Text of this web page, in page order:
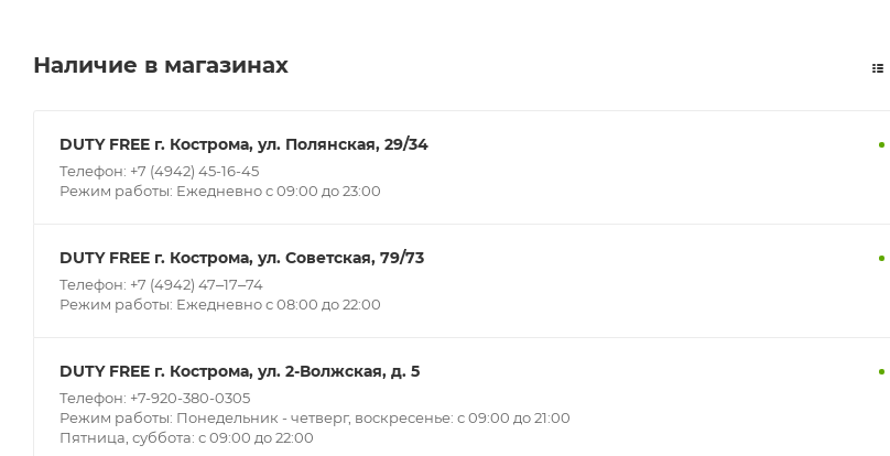
Наличие в магазинах
DUTY FREE г. Кострома, ул. Полянская, 29/34
Телефон: +7 (4942) 45-16-45
Режим работы: Ежедневно с 09:00 до 23:00
DUTY FREE г. Кострома, ул. Советская, 79/73
Телефон: +7 (4942) 47‒17‒74
Режим работы: Ежедневно с 08:00 до 22:00
DUTY FREE г. Кострома, ул. 2-Волжская, д. 5
Телефон: +7-920-380-0305
Режим работы: Понедельник - четверг, воскресенье: с 09:00 до 21:00
Пятница, суббота: с 09:00 до 22:00